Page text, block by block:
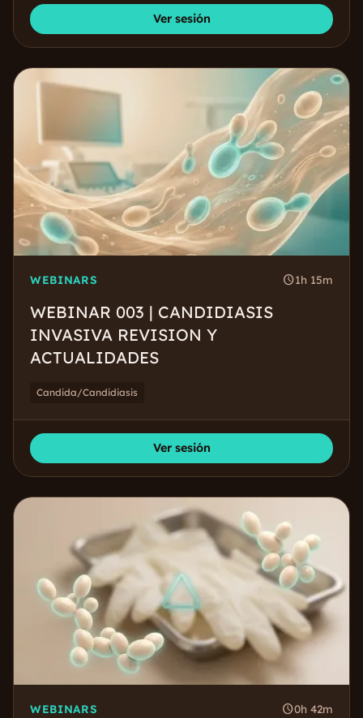
Ver sesión
WEBINARS schedule1h 15m
WEBINAR 003 | CANDIDIASIS
INVASIVA REVISION Y
ACTUALIDADES
Candida/Candidiasis
Ver sesión
WEBINARS schedule0h 42m